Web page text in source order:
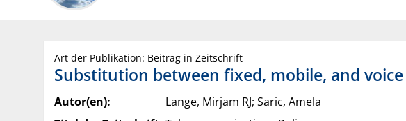
Art der Publikation: Beitrag in Zeitschrift
Substitution between fixed, mobile, and
Autor(en):
Lange, Mirjam RJ; Saric, Amela